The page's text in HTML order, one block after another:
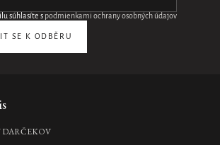
súhlasíte s podmienkami ochrany osobných údajov
SE K ODBĚRU
DARČEKOV